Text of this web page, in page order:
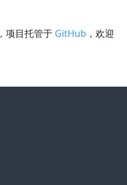
，项目托管于 GitHub ，欢迎